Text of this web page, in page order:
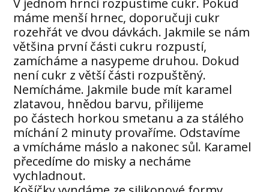
máme menší hrnec, doporučuji cukr
rozehřát ve dvou dávkách. Jakmile se nám
většina první části cukru rozpustí,
zamícháme a nasypeme druhou. Dokud
není cukr z větší části rozpuštěný.
Nemícháme. Jakmile bude mít karamel
zlatavou, hnědou barvu, přilijeme
po částech horkou smetanu a za stálého
míchání 2 minuty provaříme. Odstavíme
a vmícháme máslo a nakonec sůl. Karamel
přecedíme do misky a necháme
vychladnout.